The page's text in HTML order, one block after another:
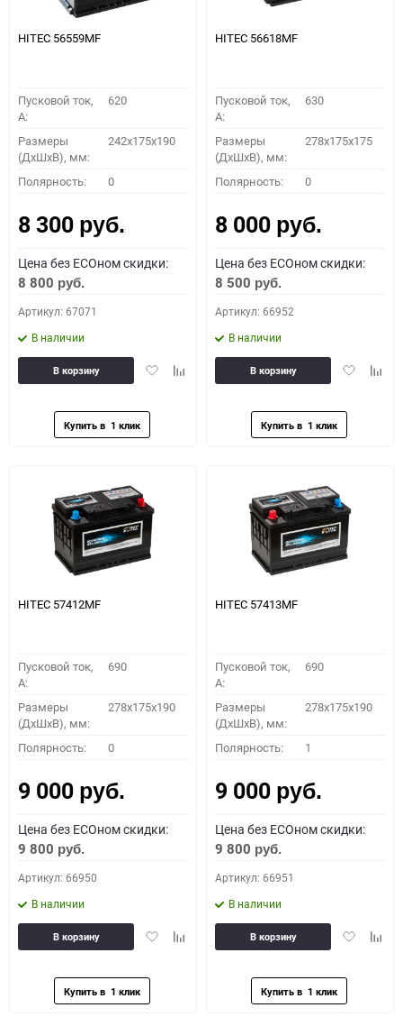
HITEC 56559MF
Пусковой ток,
A:
620
Размеры
(ДхШхВ), мм:
242x175x190
Полярность: 0
8 300 руб.
Цена без ECOном скидки:
8 800 руб.
Артикул: 67071
В наличии
ДобавитьДобавить
В корзину
HITEC 56618MF
Пусковой ток,
A:
630
Размеры
(ДхШхВ), мм:
278x175x175
Полярность: 0
8 000 руб.
Цена без ECOном скидки:
8 500 руб.
Артикул: 66952
В наличии
Добавить
В корзину
HITEC 57412MF
Пусковой ток,
A:
690
Размеры
(ДхШхВ), мм:
278x175x190
Полярность: 0
9 000 руб.
Цена без ECOном скидки:
9 800 руб.
Артикул: 66950
В наличии
ДобавитьДобавить
В корзину
HITEC 57413MF
Пусковой ток,
A:
690
Размеры
(ДхШхВ), мм:
278x175x190
Полярность: 1
9 000 руб.
Цена без ECOном скидки:
9 800 руб.
Артикул: 66951
В наличии
Добавить
В корзину